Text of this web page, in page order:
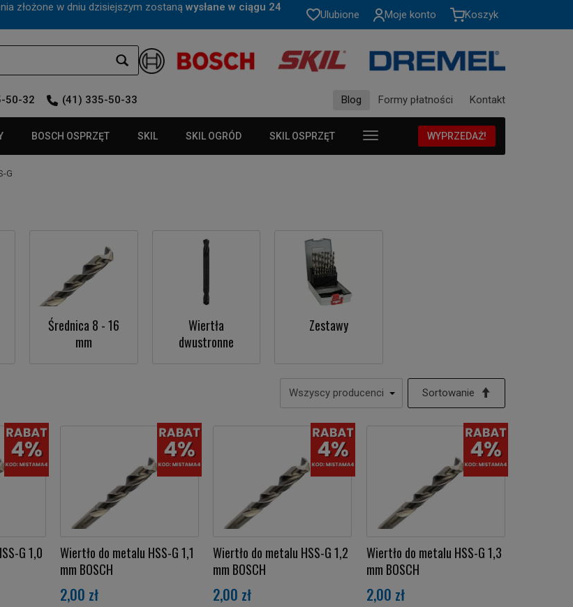
w dniu dzisiejszym zostaną wysłane w ciągu 24
Ulubione Moje konto Koszyk
50-32 (41) 335-50-33 Blog Formy płatności Kontakt
BOSCH OSPRZĘT SKIL SKIL OGRÓD SKIL OSPRZĘT WYPRZEDAŻ!
G
Średnica 8 - 16
mm
Wiertła
dwustronne
Zestawy
Sortowanie
G 1,0
Wiertło do metalu HSS-G 1,1
mm BOSCH
2,00 zł
Wiertło do metalu HSS-G 1,2
mm BOSCH
2,00 zł
Wiertło do metalu HSS-G 1,3
mm BOSCH
2,00 zł